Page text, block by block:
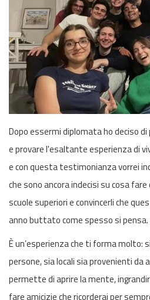
Dopo essermi diplomata ho deciso
e provare l'esaltante esperienza di
e con questa testimonianza vorrei
che sono ancora indecisi su cosa
scuole superiori e convincerli che
anno buttato come spesso si pensa.
È un’esperienza che ti forma molto:
persone, sia locali sia provenienti
permette di aprire la mente,
fare amicizie che ricorderai per